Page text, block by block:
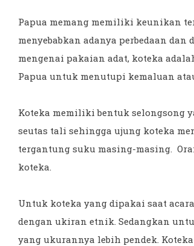
Papua memang memiliki keunikan
menyebabkan adanya perbedaan
mengenai pakaian adat, koteka
Papua untuk menutupi kemaluan
Koteka memiliki bentuk selongsong
seutas tali sehingga ujung koteka
tergantung suku masing-masing.
koteka.
Untuk koteka yang dipakai saat
dengan ukiran etnik. Sedangkan
yang ukurannya lebih pendek.